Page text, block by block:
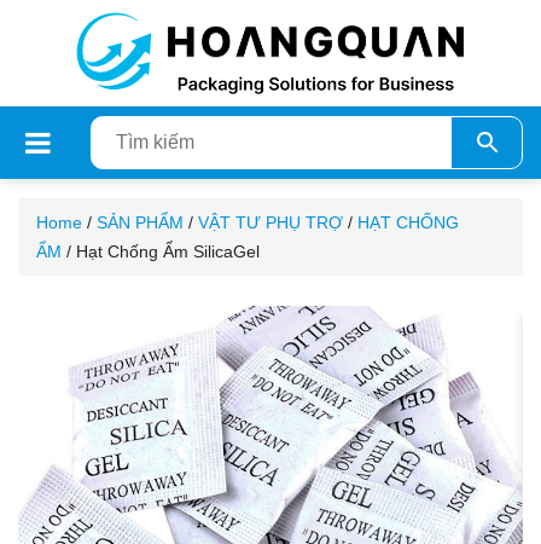
Home / SẢN PHẨM / VẬT TƯ PHỤ TRỢ / HẠT CHỐNG
ẨM / Hạt Chống Ẩm SilicaGel